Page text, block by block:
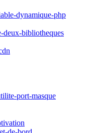
dynamique-php
deux-bibliotheques
port-masque